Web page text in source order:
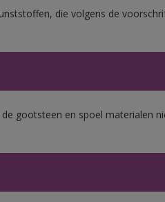
die volgens de
gootsteen en spoel materialen